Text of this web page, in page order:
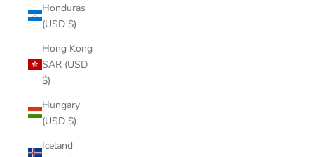
Honduras
(USD $)
Hong Kong
SAR (USD
$)
Hungary
(USD $)
Iceland